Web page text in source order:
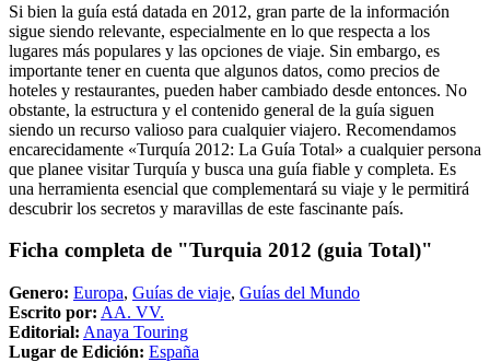
Si bien la guía está datada en 2012, gran parte de la información
sigue siendo relevante, especialmente en lo que respecta a los
lugares más populares y las opciones de viaje. Sin embargo, es
importante tener en cuenta que algunos datos, como precios de
hoteles y restaurantes, pueden haber cambiado desde entonces. No
obstante, la estructura y el contenido general de la guía siguen
siendo un recurso valioso para cualquier viajero. Recomendamos
encarecidamente «Turquía 2012: La Guía Total» a cualquier persona
que planee visitar Turquía y busca una guía fiable y completa. Es
una herramienta esencial que complementará su viaje y le permitirá
descubrir los secretos y maravillas de este fascinante país.
Ficha completa de "Turquia 2012 (guia Total)"
Genero: Europa, Guías de viaje, Guías del Mundo
Escrito por: AA. VV.
Editorial: Anaya Touring
Lugar de Edición: España